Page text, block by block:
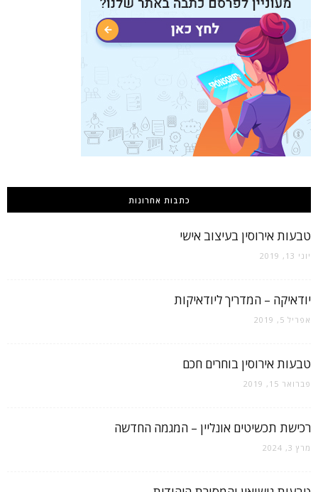
כתבות אחרונות
טבעות אירוסין בעיצוב אישי
יוני 13, 2019
יודאיקה – המדריך ליודאיקות
אפריל 5, 2019
טבעות אירוסין בוחרים חכם
פברואר 15, 2019
רכישת תכשיטים אונליין – המגמה החדשה
מרץ 3, 2024